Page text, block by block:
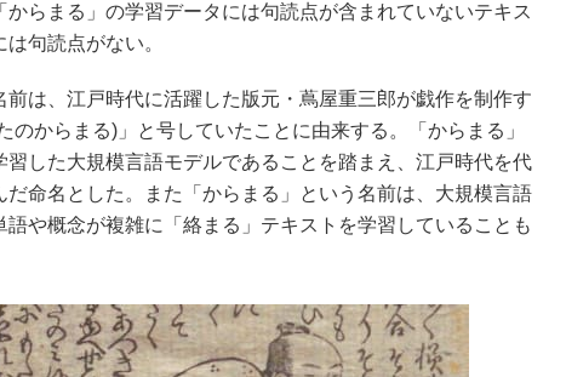
からまる」の学習データには句読点が含まれていないテキス
句読点がない。
前は、江戸時代に活躍した版元・蔦屋重三郎が戯作を制作す
のからまる)」と号していたことに由来する。「からまる」
習した大規模言語モデルであることを踏まえ、江戸時代を代
だ命名とした。また「からまる」という名前は、大規模言語
語や概念が複雑に「絡まる」テキストを学習していることも